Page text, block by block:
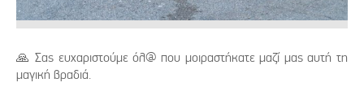
🙏 Σας ευχαριστούμε όλ@ που μοιραστήκατε μαζί μας αυτή τη
μαγική βραδιά.